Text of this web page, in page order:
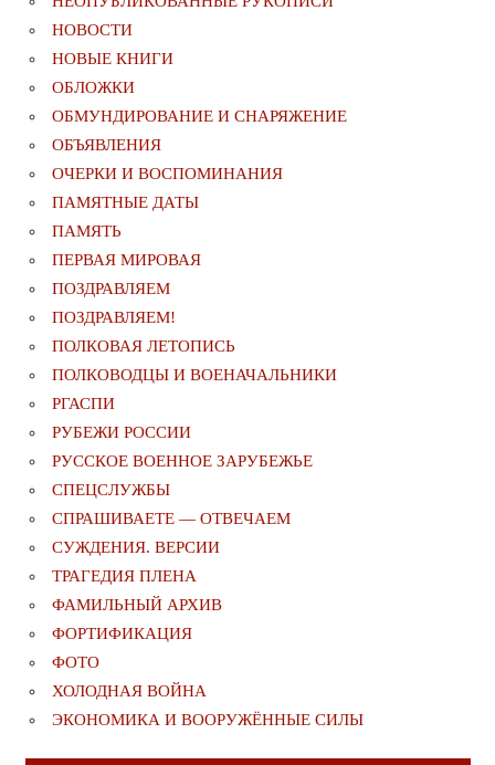
НОВОСТИ
НОВЫЕ КНИГИ
ОБЛОЖКИ
ОБМУНДИРОВАНИЕ И СНАРЯЖЕНИЕ
ОБЪЯВЛЕНИЯ
ОЧЕРКИ И ВОСПОМИНАНИЯ
ПАМЯТНЫЕ ДАТЫ
ПАМЯТЬ
ПЕРВАЯ МИРОВАЯ
ПОЗДРАВЛЯЕМ
ПОЗДРАВЛЯЕМ!
ПОЛКОВАЯ ЛЕТОПИСЬ
ПОЛКОВОДЦЫ И ВОЕНАЧАЛЬНИКИ
РГАСПИ
РУБЕЖИ РОССИИ
РУССКОЕ ВОЕННОЕ ЗАРУБЕЖЬЕ
СПЕЦСЛУЖБЫ
СПРАШИВАЕТЕ — ОТВЕЧАЕМ
СУЖДЕНИЯ. ВЕРСИИ
ТРАГЕДИЯ ПЛЕНА
ФАМИЛЬНЫЙ АРХИВ
ФОРТИФИКАЦИЯ
ФОТО
ХОЛОДНАЯ ВОЙНА
ЭКОНОМИКА И ВООРУЖЁННЫЕ СИЛЫ